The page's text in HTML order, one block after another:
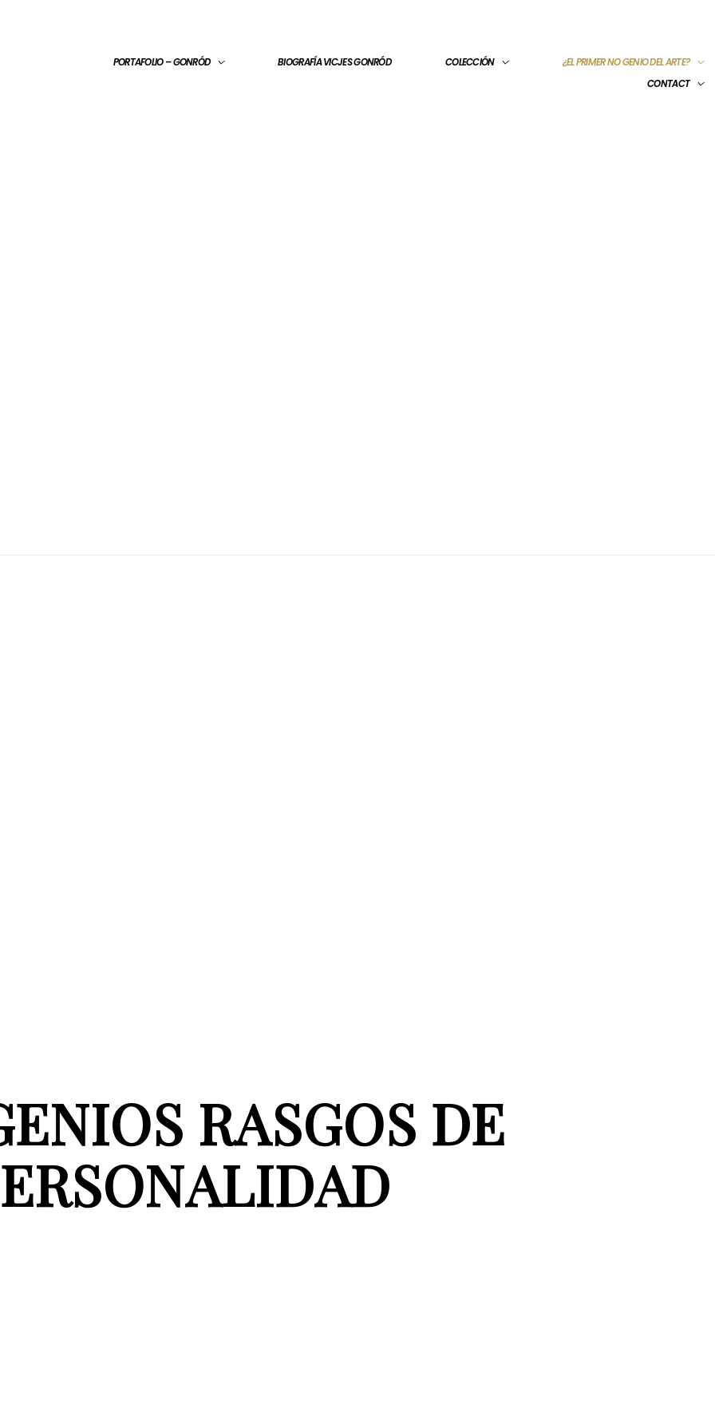
PORTAFOLIO – GONRÓD BIOGRAFÍA VICJES GONRÓD COLECCIÓN
¿EL PRIMER NO GENIO DEL ARTE?
CONTACT
RASGOS DE